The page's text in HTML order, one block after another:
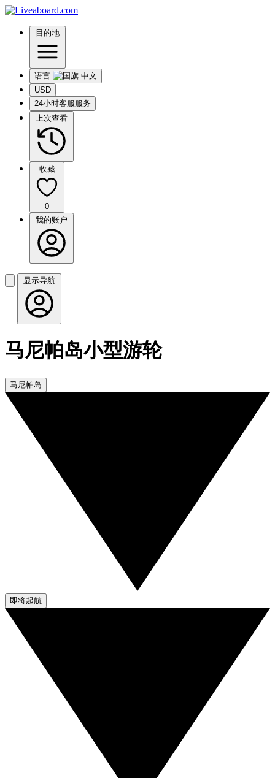
目的地
语言
USD
24小时客服服务
上次查看
收藏
0
我的账户
显示导航
马尼帕岛小型游轮
马尼帕岛
即将起航